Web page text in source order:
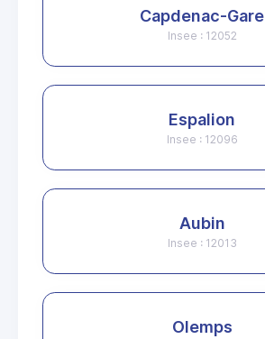
Capdenac-Gare
Insee : 12052
Espalion
Insee : 12096
Aubin
Insee : 12013
Olemps